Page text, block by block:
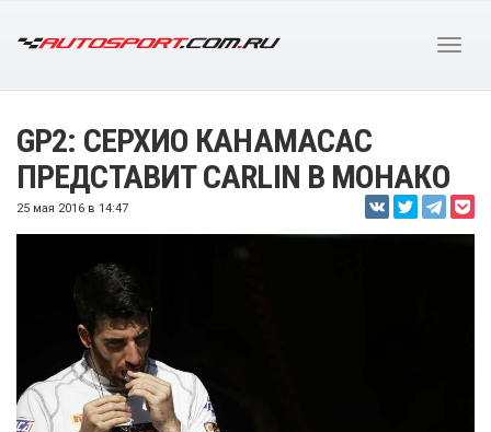
GP2: СЕРХИО КАНАМАСАС
ПРЕДСТАВИТ CARLIN В МОНАКО
25 мая 2016 в 14:47